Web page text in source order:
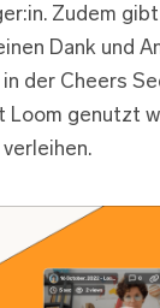
Zudem
Dank und
der Cheers
Loom genutzt